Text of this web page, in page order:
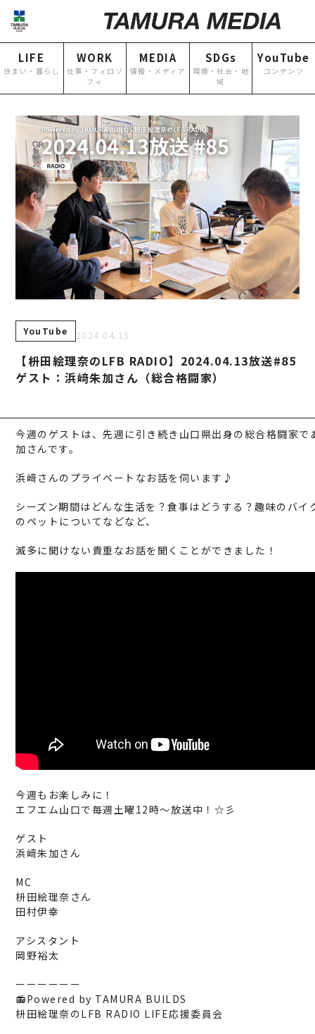
LIFE
住まい・暮らし
WORK
仕事・フィロソ
フィ
MEDIA
情報・メディア
SDGs
環境・社会・地
域
YouTube
コンテンツ
HOME
NEWS
IR情報
TOPICS
個人情報保護方針
反社会的勢力に対する基本方針
カスタマーハラスメントに対する基
本方針
お問い合わせ
専用請求書
企業情報
グループ各社概要
トップメッセージ
田村ビルズグループ
の歴史
認定・宣言一覧
建築・不動産事業
環境リサイクル事業
オリジナルグッズ
メディア実績
RECRUIT/エント
YouTube 2024.04.15
【枡田絵理奈のLFB RADIO】2024.04.13放送#85
ゲスト：浜﨑朱加さん（総合格闘家）
今週のゲストは、先週に引き続き山口県出身の総合格闘家で
加さんです。
浜﨑さんのプライベートなお話を伺います♪
シーズン期間はどんな生活を？食事はどうする？趣味のバイ
のペットについてなどなど、
滅多に聞けない貴重なお話を聞くことができました！
今週もお楽しみに！
エフエム山口で毎週土曜12時～放送中！☆彡
ゲスト
浜﨑朱加さん
MC
枡田絵理奈さん
田村伊幸
アシスタント
岡野裕太
ーーーーーー
📻Powered by TAMURA BUILDS
枡田絵理奈のLFB RADIO LIFE応援委員会